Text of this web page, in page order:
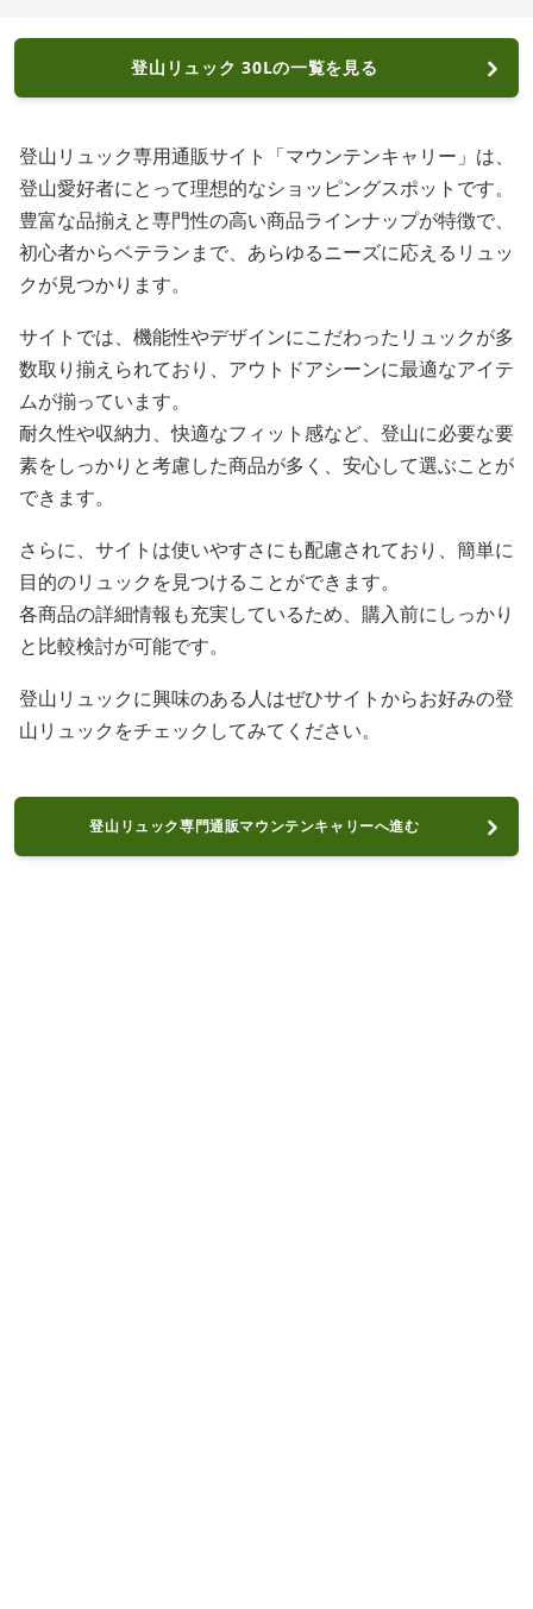
登山リュック 30Lの一覧を見る
登山リュック専用通販サイト「マウンテンキャリー」は、
登山愛好者にとって理想的なショッピングスポットです。
豊富な品揃えと専門性の高い商品ラインナップが特徴で、
初心者からベテランまで、あらゆるニーズに応えるリュッ
クが見つかります。
サイトでは、機能性やデザインにこだわったリュックが多
数取り揃えられており、アウトドアシーンに最適なアイテ
ムが揃っています。
耐久性や収納力、快適なフィット感など、登山に必要な要
素をしっかりと考慮した商品が多く、安心して選ぶことが
できます。
さらに、サイトは使いやすさにも配慮されており、簡単に
目的のリュックを見つけることができます。
各商品の詳細情報も充実しているため、購入前にしっかり
と比較検討が可能です。
登山リュックに興味のある人はぜひサイトからお好みの登
山リュックをチェックしてみてください。
登山リュック専門通販マウンテンキャリーへ進む